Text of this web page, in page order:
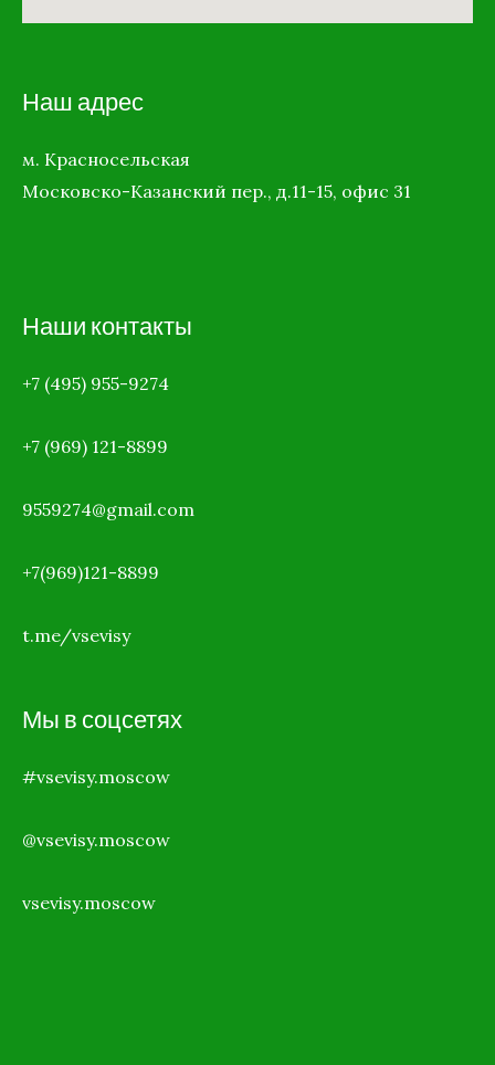
Наш адрес
м. Красносельская
Московско-Казанский пер., д.11-15, офис 31
Наши контакты
+7 (495) 955-9274
+7 (969) 121-8899
9559274@gmail.com
+7(969)121-8899
t.me/vsevisy
Мы в соцсетях
#vsevisy.moscow
@vsevisy.moscow
vsevisy.moscow